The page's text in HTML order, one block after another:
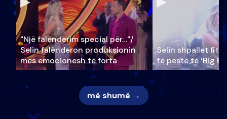
"Një falenderim special për…"/
Selin falënderon produksionin
mes emocionesh të forta
Selin shpallet
të pestë të ‘Big
më shumë →